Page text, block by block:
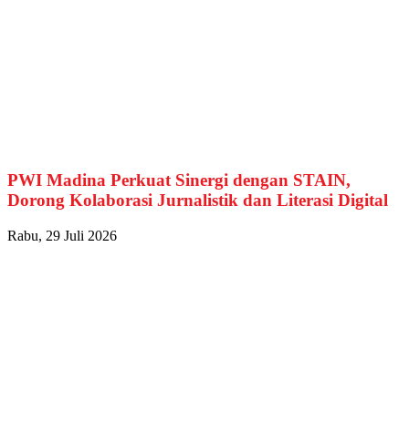
PWI Madina Perkuat Sinergi dengan STAIN,
Dorong Kolaborasi Jurnalistik dan Literasi Digital
Rabu, 29 Juli 2026